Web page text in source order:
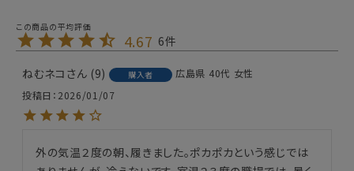
4.67 6
ねむネコ 9 購入者 広島県 40代 女性
投稿日
2026/01/07
外の気温２度の朝、履きました。ポカポカという感じでは